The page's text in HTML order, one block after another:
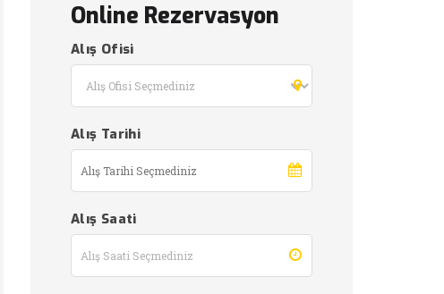
Online Rezervasyon
Alış Ofisi
Alış Tarihi
Alış Saati